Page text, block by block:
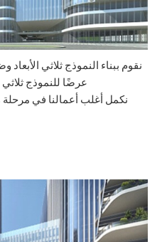
نقوم ببناء النموذج ثلاثي
عرضًا للنموذج ثلاثي
نكمل أغلب أعمالنا في مرحلة